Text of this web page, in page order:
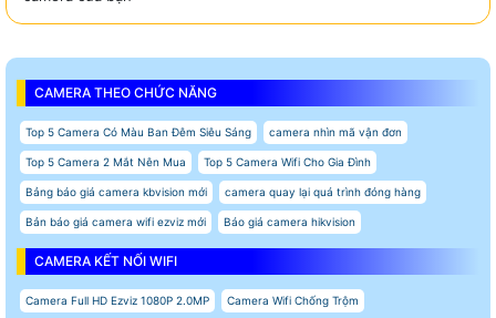
CAMERA THEO CHỨC NĂNG
Top 5 Camera Có Màu Ban Đêm Siêu Sáng camera nhìn mã vận đơn
Top 5 Camera 2 Mắt Nên Mua Top 5 Camera Wifi Cho Gia Đình
Bảng báo giá camera kbvision mới camera quay lại quá trình đóng hàng
Bản báo giá camera wifi ezviz mới Báo giá camera hikvision
CAMERA KẾT NỐI WIFI
Camera Full HD Ezviz 1080P 2.0MP Camera Wifi Chống Trộm